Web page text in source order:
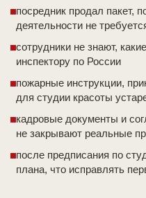
посредник продал пакет,
деятельности не
сотрудники не знают,
инспектору по России
пожарные инструкции,
для студии красоты
кадровые документы и
не закрывают реальные
после предписания по
плана, что исправлять